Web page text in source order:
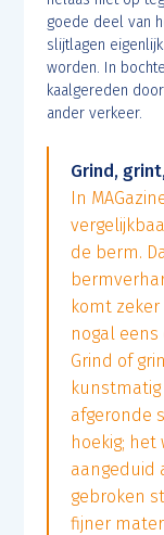
goede deel van
slijtlagen
worden. In
kaalgereden
ander verkeer.
Grind,
In
de berm.
komt
nogal eens
Grind of
afgeronde
hoekig; het
aangeduid
gebroken
fijner